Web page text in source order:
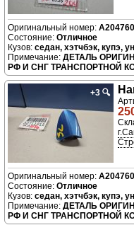
Отличное
седан, хэтчбэк, купэ,
ДЕТАЛЬ
РФ И СНГ ТРАНСПОРТНОЙ
+3 🔍
Отличное
седан, хэтчбэк, купэ,
ДЕТАЛЬ
РФ И СНГ ТРАНСПОРТНОЙ